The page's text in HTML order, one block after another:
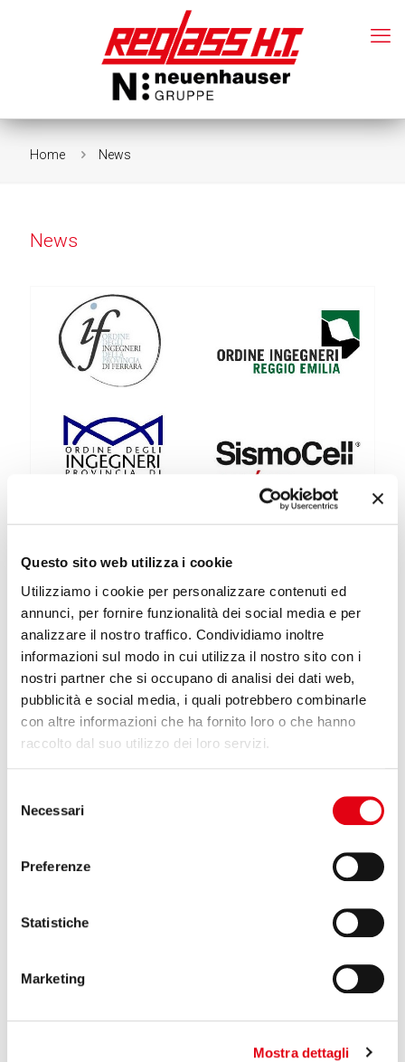
Questo sito web utilizza i cookie
Utilizziamo i cookie per personalizzare contenuti ed
annunci, per fornire funzionalità dei social media e per
analizzare il nostro traffico. Condividiamo inoltre
informazioni sul modo in cui utilizza il nostro sito con i
nostri partner che si occupano di analisi dei dati web,
pubblicità e social media, i quali potrebbero combinarle
con altre informazioni che ha fornito loro o che hanno
raccolto dal suo utilizzo dei loro servizi.
delNecessari
Preferenze
Statistiche
Marketing
Mostra dettagli
Home News
News
Reglass organizes accredited seminars
During 2014 Reglass, on behalf of Sismocell, organized some
accredited seminars in the areas of seismic craters. It is a new tour
that will cover the areas of Piedmont, Tuscany, Romagna and
Marche.
Search
RECENT POSTS
New E-mail system